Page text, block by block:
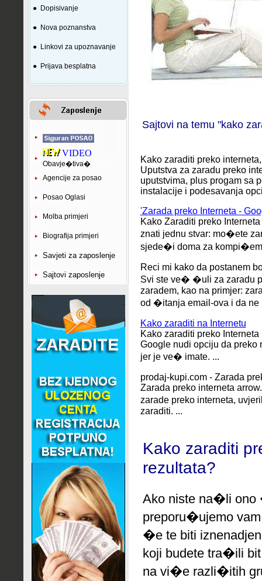
● Dopisivanje
● Nova poznanstva
● Linkovi za upoznavanje
● Prijava besplatna
VIDEO
Obavje�tiva�
Agencije za posao
Posao Oglasi
Molba primjeri
Biografija primjeri
Savjeti za zaposlenje
Sajtovi zaposlenje
Sajtovi na temu "kako
Kako zaraditi preko
Uputstva za zaradu preko
uputstvima, plus progam sa
instalacije i podesavanja
'Zarada preko Interneta -
Kako Zaraditi preko
znati jednu stvar: mo�ete
sjede�i doma za
Reci mi kako da postanem
Svi ste ve� �uli za zaradu
zaradem, kao na primjer:
od �itanja email-ova i da ne
Kako zaraditi na Internetu
Kako zaraditi preko
Google nudi opciju da preko
jer je ve� imate. ...
prodaj-kupi.com - Zarada
Zarada preko interneta
zarade preko interneta,
zaraditi. ...
Kako zaraditi
rezultata?
Ako niste na�li
preporu�ujemovam
�e te biti
koji budete tra�ili
na vi�e razli�itih